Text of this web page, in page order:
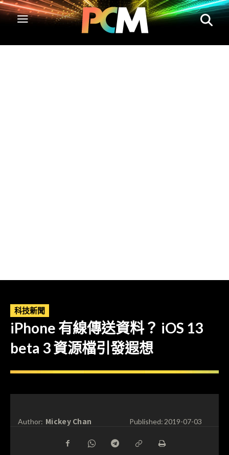
科技新聞
iPhone 有線傳送資料？ iOS 13
beta 3 資源檔引發遐想
Author: Mickey Chan Published:2019-07-03